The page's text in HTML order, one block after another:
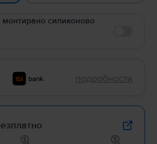
силиконово
подробности